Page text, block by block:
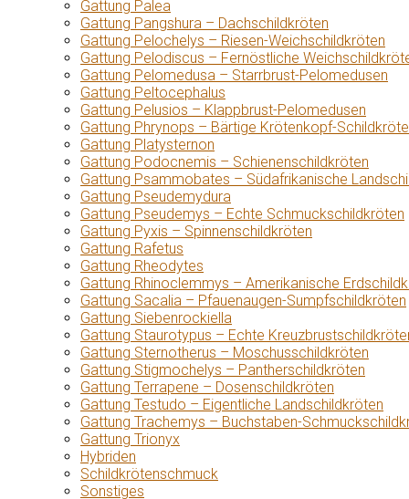
Gattung Palea
Gattung Pangshura – Dachschildkröten
Gattung Pelochelys – Riesen-Weichschildkröten
Gattung Pelodiscus – Fernöstliche
Gattung Pelomedusa – Starrbrust-Pelomedusen
Gattung Peltocephalus
Gattung Pelusios – Klappbrust-Pelomedusen
Gattung Phrynops – Bärtige Krötenkopf-
Gattung Platysternon
Gattung Podocnemis – Schienenschildkröten
Gattung Psammobates – Südafrikanische
Gattung Pseudemydura
Gattung Pseudemys – Echte Schmuckschildkröten
Gattung Pyxis – Spinnenschildkröten
Gattung Rafetus
Gattung Rheodytes
Gattung Rhinoclemmys – Amerikanische
Gattung Sacalia – Pfauenaugen-Sumpfschildkröten
Gattung Siebenrockiella
Gattung Staurotypus – Echte
Gattung Sternotherus – Moschusschildkröten
Gattung Stigmochelys – Pantherschildkröten
Gattung Terrapene – Dosenschildkröten
Gattung Testudo – Eigentliche Landschildkröten
Gattung Trachemys – Buchstaben-
Gattung Trionyx
Hybriden
Schildkrötenschmuck
Sonstiges